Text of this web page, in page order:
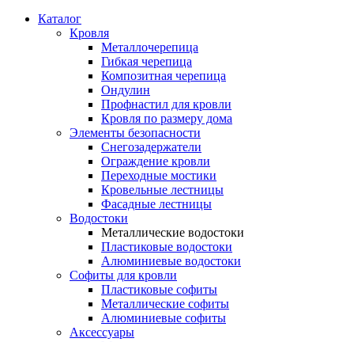
Каталог
Кровля
Металлочерепица
Гибкая черепица
Композитная черепица
Ондулин
Профнастил для кровли
Кровля по размеру дома
Элементы безопасности
Снегозадержатели
Ограждение кровли
Переходные мостики
Кровельные лестницы
Фасадные лестницы
Водостоки
Металлические водостоки
Пластиковые водостоки
Алюминиевые водостоки
Софиты для кровли
Пластиковые софиты
Металлические софиты
Алюминиевые софиты
Аксессуары